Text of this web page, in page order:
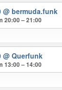
@ bermuda.funk
20:00 – 21:00
@ Querfunk
13:00 – 14:00